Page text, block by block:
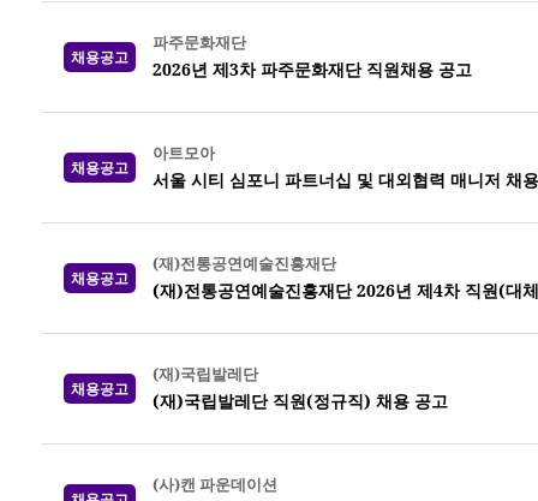
채용공고
파주문화재단
2026년 제3차 파주문화재단 직원채용 공고
채용공고
아트모아
서울 시티 심포니 파트너십 및 대외협력 매니저 채
채용공고
(재)전통공연예술진흥재단
(재)전통공연예술진흥재단 2026년 제4차 직원(대
채용공고
(재)국립발레단
(재)국립발레단 직원(정규직) 채용 공고
(사)캔 파운데이션